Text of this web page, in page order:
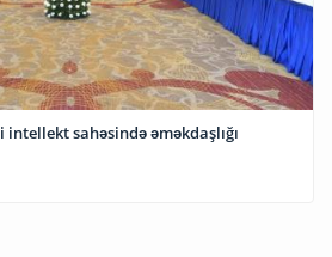
sahəsində əməkdaşlığı